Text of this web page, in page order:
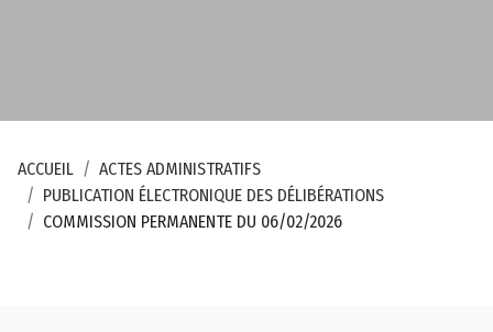
ACCUEIL
ACTES ADMINISTRATIFS
PUBLICATION ÉLECTRONIQUE DES DÉLIBÉRATIONS
COMMISSION PERMANENTE DU 06/02/2026